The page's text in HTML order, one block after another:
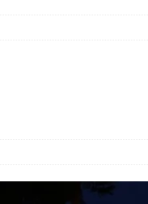
in Oosterhesselen(Video)